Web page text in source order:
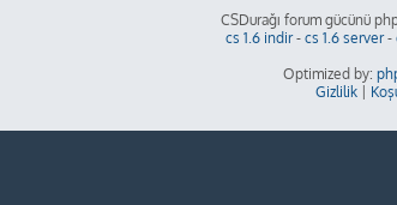
CSDurağı forum gücünü
cs 1.6 indir- cs 1.6 server-
Optimized by:
Gizlilik |